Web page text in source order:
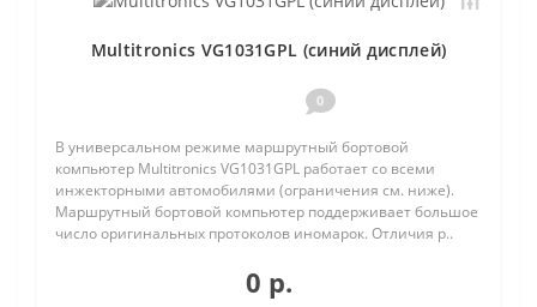
Multitronics VG1031GPL (синий дисплей)
0
В универсальном режиме маршрутный бортовой
компьютер Multitronics VG1031GPL работает со всеми
инжекторными автомобилями (ограничения см. ниже).
Маршрутный бортовой компьютер поддерживает большое
число оригинальных протоколов иномарок. Отличия р..
0 р.